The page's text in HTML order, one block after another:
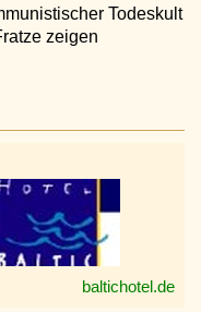
Todeskult
zeigen
baltichotel.de